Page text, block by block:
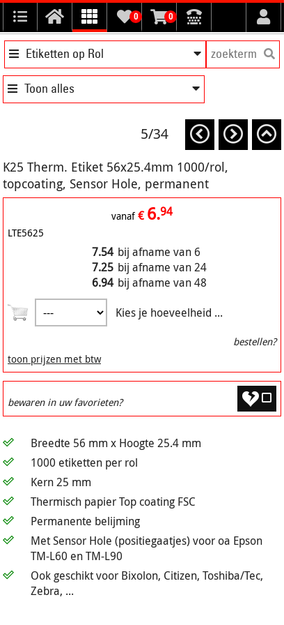
0 0
Etiketten op Rol
Toon alles
5/34
K25 Therm. Etiket 56x25.4mm 1000/rol,
topcoating, Sensor Hole, permanent
vanaf €6.94
LTE5625
7.54 bij afname van 6
7.25 bij afname van 24
6.94 bij afname van 48
Kies je hoeveelheid ...
bestellen?
toon prijzen met btw
bewaren in uw favorieten?
Breedte 56 mm x Hoogte 25.4 mm
1000 etiketten per rol
Kern 25 mm
Thermisch papier Top coating FSC
Permanente belijming
Met Sensor Hole (positiegaatjes) voor oa Epson
TM-L60 en TM-L90
Ook geschikt voor Bixolon, Citizen, Toshiba/Tec,
Zebra, ...